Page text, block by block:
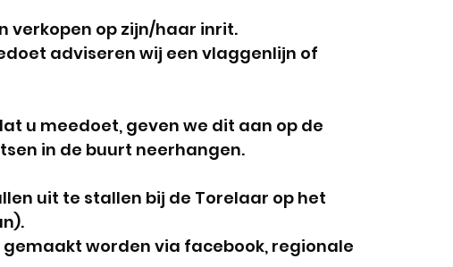
verkopen op zijn/haar inrit.
adviseren wij een vlaggenlijn of
u meedoet, geven we dit aan op de
in de buurt neerhangen.
uit te stallen bij de Torelaar op het
worden via facebook, regionale